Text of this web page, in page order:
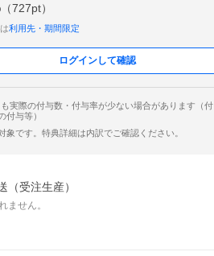
（727pt）
利用先・期間限定
ログインして確認
実際の付与数・付与率が少ない場合があります（付
付与等）
象です。特典詳細は内訳でご確認ください。
（受注生産）
ません。